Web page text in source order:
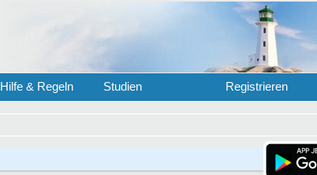
Hilfe & Regeln Studien Registrieren